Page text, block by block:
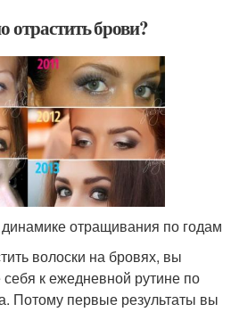
отрастить брови?
отращивания по годам
волоски на бровях, вы
себя к ежедневной рутине по
Потому первые результаты вы